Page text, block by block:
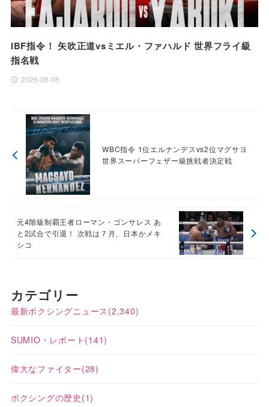
IBF指令！ 矢吹正道vsミエル・ファハルド 世界フライ級
指名戦
2026-08-05
WBC指令 1位エルナンデスvs2位マグサヨ
世界スーパーフェザー級挑戦者決定戦
元4階級制覇王者ローマン・ゴンサレス あ
と2試合で引退！ 次戦は７月、日本かメキ
シコ
カテゴリー
最新ボクシングニュース (2,340)
SUMIO・レポート (141)
偉大なファイター(28)
ボクシングの歴史 (1)